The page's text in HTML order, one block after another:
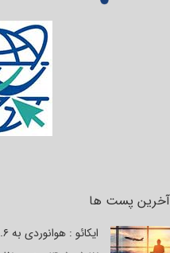
آخرین پست ها
ایکائو : هوانوردی به ۲.۶ تریلیون دلار سرمایه‌گذاری نیاز دارد